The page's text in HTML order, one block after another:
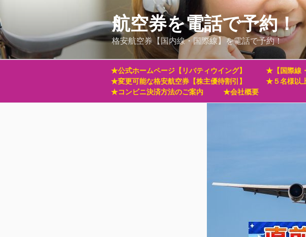
ン
テ
ン
ツ
ッ
航空券を電話で予約！
格安航空券【国内線・国際線】を電話で予約！
★公式ホームページ【リバティウイング】 ★【国際線
★変更可能な格安航空券【株主優待割引】
★５名様以
★コンビニ決済方法のご案内
★会社概要